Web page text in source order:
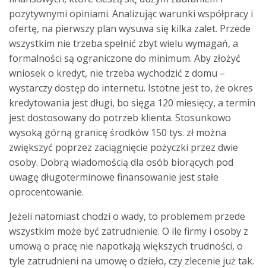
pozytywnymi opiniami. Analizując warunki współpracy i
ofertę, na pierwszy plan wysuwa się kilka zalet. Przede
wszystkim nie trzeba spełnić zbyt wielu wymagań, a
formalności są ograniczone do minimum. Aby złożyć
wniosek o kredyt, nie trzeba wychodzić z domu –
wystarczy dostęp do internetu. Istotne jest to, że okres
kredytowania jest długi, bo sięga 120 miesięcy, a termin
jest dostosowany do potrzeb klienta. Stosunkowo
wysoką górną granicę środków 150 tys. zł można
zwiększyć poprzez zaciągnięcie pożyczki przez dwie
osoby. Dobrą wiadomością dla osób biorących pod
uwagę długoterminowe finansowanie jest stałe
oprocentowanie.
Jeżeli natomiast chodzi o wady, to problemem przede
wszystkim może być zatrudnienie. O ile firmy i osoby z
umową o pracę nie napotkają większych trudności, o
tyle zatrudnieni na umowę o dzieło, czy zlecenie już tak.